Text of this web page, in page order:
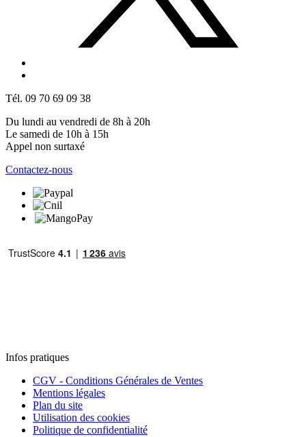
Tél. 09 70 69 09 38
Du lundi au vendredi de 8h à 20h
Le samedi de 10h à 15h
Appel non surtaxé
Contactez-nous
Infos pratiques
CGV - Conditions Générales de Ventes
Mentions légales
Plan du site
Utilisation des cookies
Politique de confidentialité